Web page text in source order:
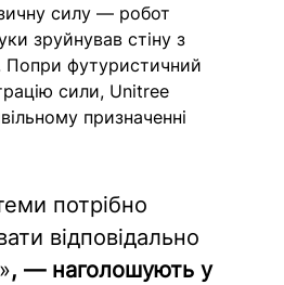
силу — робот
зруйнував стіну з
Попри футуристичний
сили, Unitree
призначенні
потрібно
відповідально
, — наголошують у